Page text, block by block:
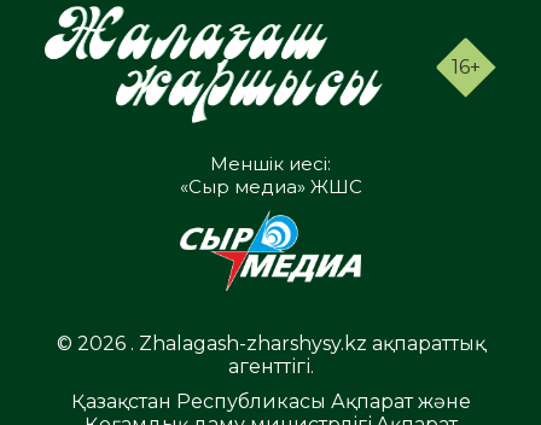
16+
Меншік иесі:
«Сыр медиа» ЖШС
© 2026 . Zhalagash-zharshysy.kz ақпараттық
агенттігі.
Қазақстан Республикасы Ақпарат және